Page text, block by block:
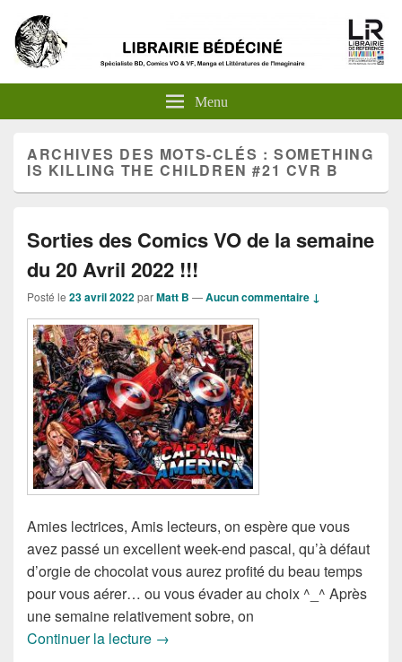
Menu
ARCHIVES DES MOTS-CLÉS :SOMETHING
IS KILLING THE CHILDREN #21 CVR B
Sorties des Comics VO de la semaine
du 20 Avril 2022 !!!
Posté le 23 avril 2022parMatt B —Aucun commentaire ↓
Amies lectrices, Amis lecteurs, on espère que vous
avez passé un excellent week-end pascal, qu’à défaut
d’orgie de chocolat vous aurez profité du beau temps
pour vous aérer… ou vous évader au choix ^_^ Après
une semaine relativement sobre, on
Continuer la lecture Sorties des Comics VO de la semaine
→